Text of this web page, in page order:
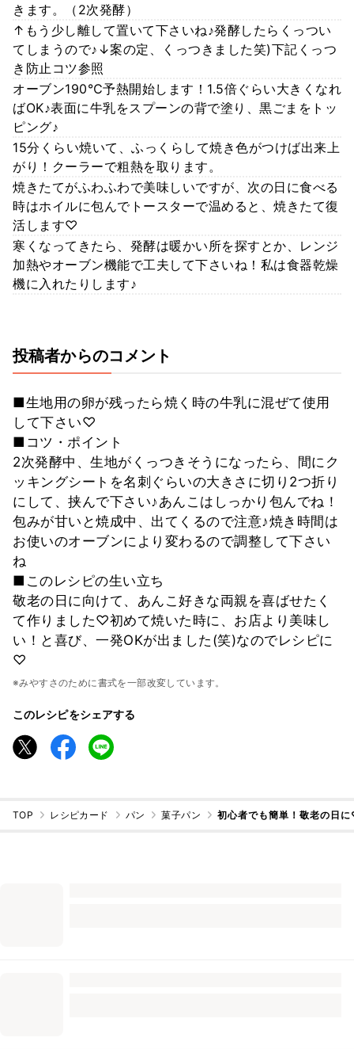
きます。（2次発酵）
↑もう少し離して置いて下さいね♪発酵したらくっつい
てしまうので♪↓案の定、くっつきました笑)下記くっつ
き防止コツ参照
オーブン190℃予熱開始します！1.5倍ぐらい大きくなれ
ばOK♪表面に牛乳をスプーンの背で塗り、黒ごまをトッ
ピング♪
15分くらい焼いて、ふっくらして焼き色がつけば出来上
がり！クーラーで粗熱を取ります。
焼きたてがふわふわで美味しいですが、次の日に食べる
時はホイルに包んでトースターで温めると、焼きたて復
活します♡
寒くなってきたら、発酵は暖かい所を探すとか、レンジ
加熱やオーブン機能で工夫して下さいね！私は食器乾燥
機に入れたりします♪
投稿者からのコメント
■生地用の卵が残ったら焼く時の牛乳に混ぜて使用
して下さい♡
■コツ・ポイント
2次発酵中、生地がくっつきそうになったら、間にク
ッキングシートを名刺ぐらいの大きさに切り2つ折り
にして、挟んで下さい♪あんこはしっかり包んでね！
包みが甘いと焼成中、出てくるので注意♪焼き時間は
お使いのオーブンにより変わるので調整して下さい
ね
■このレシピの生い立ち
敬老の日に向けて、あんこ好きな両親を喜ばせたく
て作りました♡初めて焼いた時に、お店より美味し
い！と喜び、一発OKが出ました(笑)なのでレシピに
♡
※みやすさのために書式を一部改変しています。
このレシピをシェアする
TOP レシピカード パン 菓子パン 初心者でも簡単！敬老の日